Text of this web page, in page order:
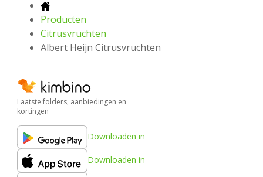
Producten
Citrusvruchten
Albert Heijn Citrusvruchten
Laatste folders, aanbiedingen en
kortingen
Downloaden in
Downloaden in